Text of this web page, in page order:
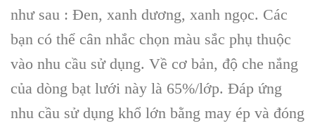
như sau : Đen, xanh dương, xanh ngọc. Các
bạn có thể cân nhắc chọn màu sắc phụ thuộc
vào nhu cầu sử dụng. Về cơ bản, độ che nắng
của dòng bạt lưới này là 65%/lớp. Đáp ứng
nhu cầu sử dụng khổ lớn bằng may ép và đóng